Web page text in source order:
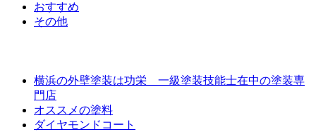
おすすめ
その他
横浜の外壁塗装は功栄 一級塗装技能士在中の塗装専
門店
オススメの塗料
ダイヤモンドコート